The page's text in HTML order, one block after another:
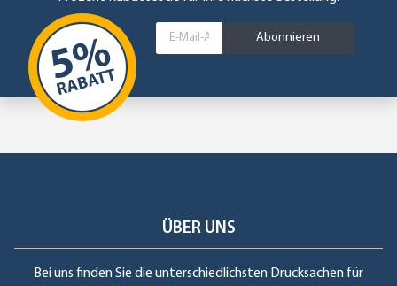
Abonnieren
ÜBER UNS
Bei uns finden Sie die unterschiedlichsten Drucksachen für